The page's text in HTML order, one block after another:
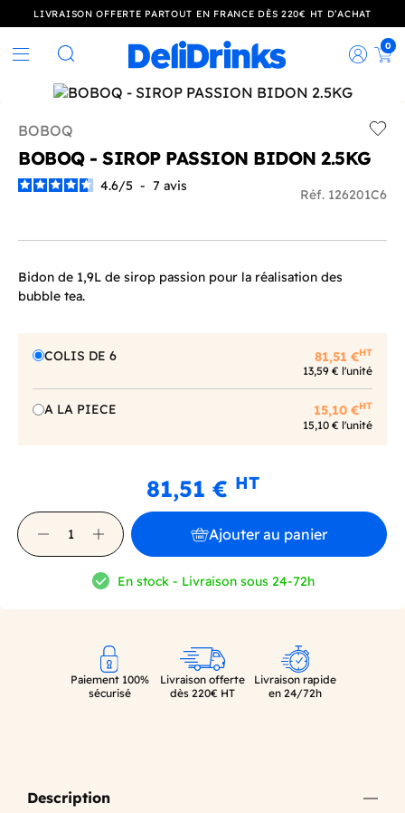
LIVRAISON OFFERTE PARTOUT EN FRANCE DÈS 220€ HT D’ACHAT
Rechercher
0
BOBOQ
BOBOQ - SIROP PASSION BIDON 2.5KG
4.6/5 - 7 avis
Réf. 126201C6
Bidon de 1,9L de sirop passion pour la réalisation des
bubble tea.
COLIS DE 6 81,51 €HT
13,59 € l'unité
A LA PIECE 15,10 €HT
15,10 € l'unité
81,51 € HT
Ajouter au panier
En stock - Livraison sous 24-72h
Paiement 100%
sécurisé
Livraison offerte
dès 220€ HT
Livraison rapide
en 24/72h
Description